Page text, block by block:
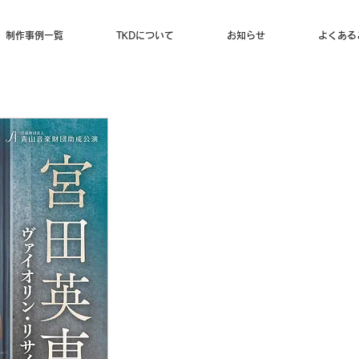
制作事例一覧 TKDについて お知らせ よくある